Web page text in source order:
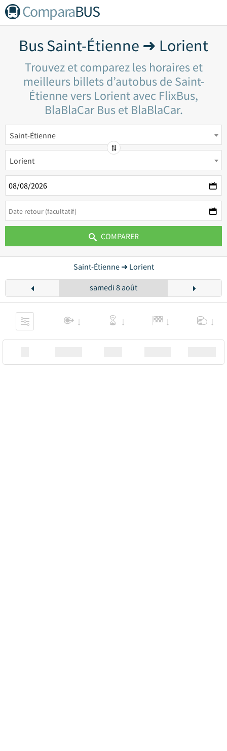
ComparaBUS
Bus Saint-Étienne ➜ Lorient
Trouvez et comparez les horaires et
meilleurs billets d’autobus de Saint-
Étienne vers Lorient avec FlixBus,
BlaBlaCar Bus et BlaBlaCar.
Saint-Étienne
Lorient
COMPARER
Saint-Étienne ➜ Lorient
samedi 8 août